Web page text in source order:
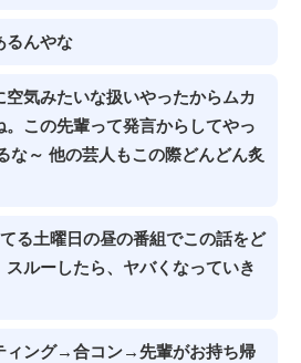
るんやな
気みたいな扱いやったからムカ
この先輩って発言からしてやっ
な～ 他の芸人もこの際どんどん炙
る土曜日の昼の番組でこの話をど
スルーしたら、ヤバくなっていき
ィング→合コン→先輩がお持ち帰